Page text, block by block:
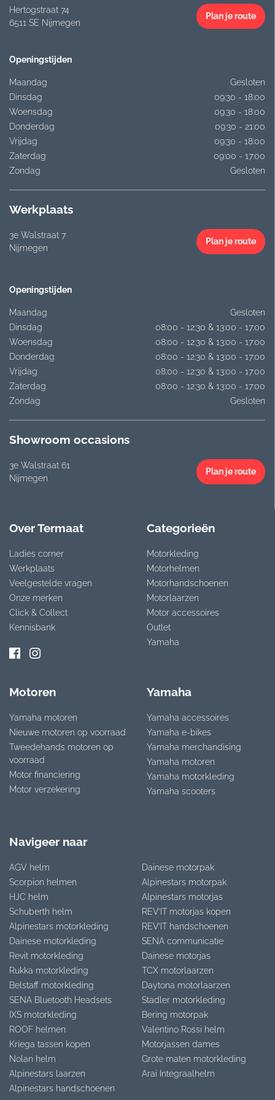
Hertogstraat 74
6511 SE Nijmegen
Plan je route
Openingstijden
Maandag
Gesloten
Dinsdag
09:30 - 18:00
Woensdag
09:30 - 18:00
Donderdag
09:30 - 21:00
Vrijdag
09:30 - 18:00
Zaterdag
09:00 - 17:00
Zondag
Gesloten
Werkplaats
3e Walstraat 7
Nijmegen
Plan je route
Openingstijden
Maandag
Gesloten
Dinsdag
08:00 - 12:30 & 13:00 - 17:00
Woensdag
08:00 - 12:30 & 13:00 - 17:00
Donderdag
08:00 - 12:30 & 13:00 - 17:00
Vrijdag
08:00 - 12:30 & 13:00 - 17:00
Zaterdag
08:00 - 12:30 & 13:00 - 17:00
Zondag
Gesloten
Showroom occasions
3e Walstraat 61
Nijmegen
Plan je route
Over Termaat
Ladies corner
Werkplaats
Veelgestelde vragen
Onze merken
Click & Collect
Kennisbank
Categorieën
Motorkleding
Motorhelmen
Motorhandschoenen
Motorlaarzen
Motor accessoires
Outlet
Yamaha
Motoren
Yamaha motoren
Nieuwe motoren op voorraad
Tweedehands motoren op
voorraad
Motor financiering
Motor verzekering
Yamaha
Yamaha accessoires
Yamaha e-bikes
Yamaha merchandising
Yamaha motoren
Yamaha motorkleding
Yamaha scooters
Navigeer naar
AGV helm
Scorpion helmen
HJC helm
Schuberth helm
Alpinestars motorkleding
Dainese motorkleding
Revit motorkleding
Rukka motorkleding
Belstaff motorkleding
SENA Bluetooth Headsets
IXS motorkleding
ROOF helmen
Kriega tassen kopen
Nolan helm
Alpinestars laarzen
Alpinestars handschoenen
Dainese motorpak
Alpinestars motorpak
Alpinestars motorjas
REV’IT motorjas kopen
REV’IT handschoenen
SENA communicatie
Dainese motorjas
TCX motorlaarzen
Daytona motorlaarzen
Stadler motorkleding
Bering motorpak
Valentino Rossi helm
Motorjassen dames
Grote maten motorkleding
Arai Integraalhelm